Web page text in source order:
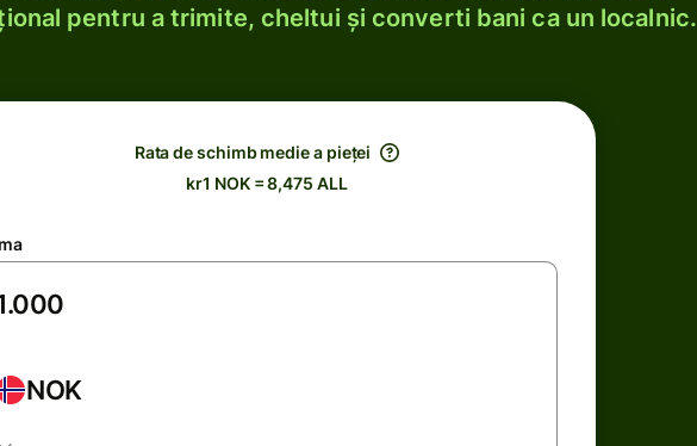
pentru a trimite, cheltui și converti bani ca un localnic.
Rata de schimb medie a pieței
kr1 NOK = 8,475 ALL
NOK